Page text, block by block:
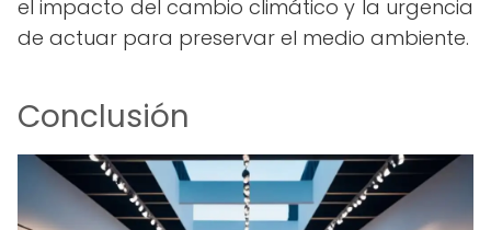
el impacto del cambio climático y la urgencia
de actuar para preservar el medio ambiente.
Conclusión